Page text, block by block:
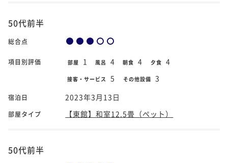
50代前半
総合点
項目別評価 部屋 1 風呂 4 朝食 4 夕食 4
接客・サービス 5 その他設備 3
宿泊日 2023年3月13日
部屋タイプ 【東館】和室12.5畳（ペット）
50代前半